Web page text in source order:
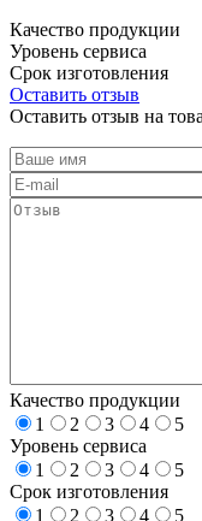
Качество продукции
Уровень сервиса
Срок изготовления
Оставить отзыв
Оставить отзыв на
Качество продукции
1
2 3 4
5
Уровень сервиса
1
2 3 4
5
Срок изготовления
1
2 3 4
5